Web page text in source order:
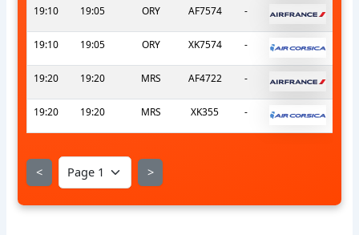
19:10 19:05 ORY AF7574 -
19:10 19:05 ORY XK7574 -
19:20 19:20 MRS AF4722 -
19:20 19:20 MRS XK355 -
< >